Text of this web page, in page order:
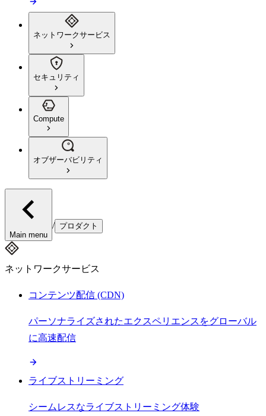
ネットワークサービス
セキュリティ
Compute
オブザーバビリティ
Main menu
/ プロダクト
ネットワークサービス
コンテンツ配信 (CDN)
パーソナライズされたエクスペリエンスをグローバル
に高速配信
ライブストリーミング
シームレスなライブストリーミング体験